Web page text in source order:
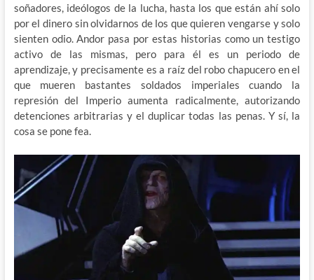
soñadores, ideólogos de la lucha, hasta los que están ahí solo
por el dinero sin olvidarnos de los que quieren vengarse y solo
sienten odio. Andor pasa por estas historias como un testigo
activo de las mismas, pero para él es un periodo de
aprendizaje, y precisamente es a raíz del robo chapucero en el
que mueren bastantes soldados imperiales cuando la
represión del Imperio aumenta radicalmente, autorizando
detenciones arbitrarias y el duplicar todas las penas. Y sí, la
cosa se pone fea.